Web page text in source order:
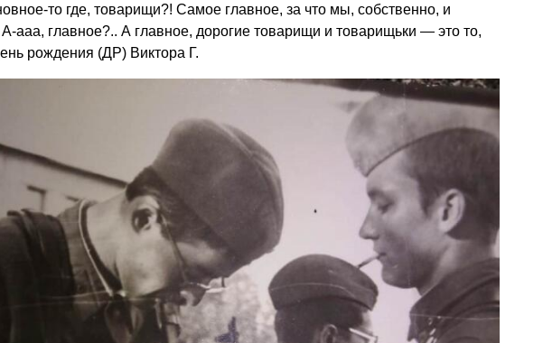
то где, товарищи?! Самое главное, за что мы, собственно, и
ааа, главное?.. А главное, дорогие товарищи и товарищьки — это то,
рождения (ДР) Виктора Г.